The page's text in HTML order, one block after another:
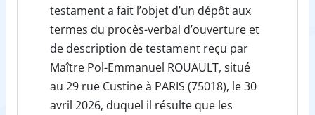
testament a fait l’objet d’un dépôt aux
termes du procès-verbal d’ouverture et
de description de testament reçu par
Maître Pol-Emmanuel ROUAULT, situé
au 29 rue Custine à PARIS (75018), le 30
avril 2026, duquel il résulte que les